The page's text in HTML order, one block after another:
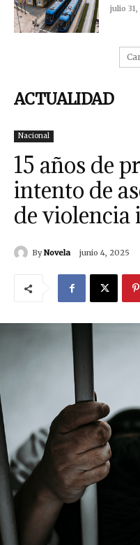
julio
ACTUALIDAD
Nacional
15 años de
intento de
de
By Novela junio 4, 2025